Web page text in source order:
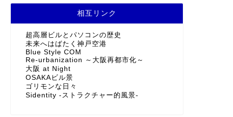
相互リンク
超高層ビルとパソコンの歴史
未来へはばたく神戸空港
Blue Style COM
Re-urbanization ～大阪再都市化～
大阪 at Night
OSAKAビル景
ゴリモンな日々
Sidentity -ストラクチャー的風景-